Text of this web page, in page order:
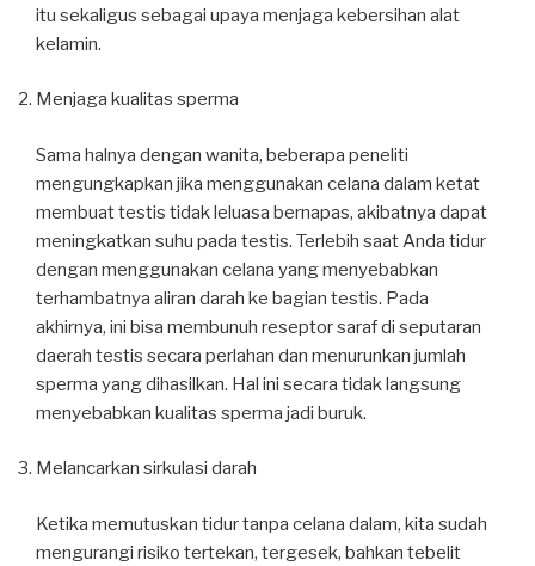
itu sekaligus sebagai upaya menjaga kebersihan alat
kelamin.
Menjaga kualitas sperma
Sama halnya dengan wanita, beberapa peneliti
mengungkapkan jika menggunakan celana dalam ketat
membuat testis tidak leluasa bernapas, akibatnya dapat
meningkatkan suhu pada testis. Terlebih saat Anda tidur
dengan menggunakan celana yang menyebabkan
terhambatnya aliran darah ke bagian testis. Pada
akhirnya, ini bisa membunuh reseptor saraf di seputaran
daerah testis secara perlahan dan menurunkan jumlah
sperma yang dihasilkan. Hal ini secara tidak langsung
menyebabkan kualitas sperma jadi buruk.
Melancarkan sirkulasi darah
Ketika memutuskan tidur tanpa celana dalam, kita sudah
mengurangi risiko tertekan, tergesek, bahkan tebelit